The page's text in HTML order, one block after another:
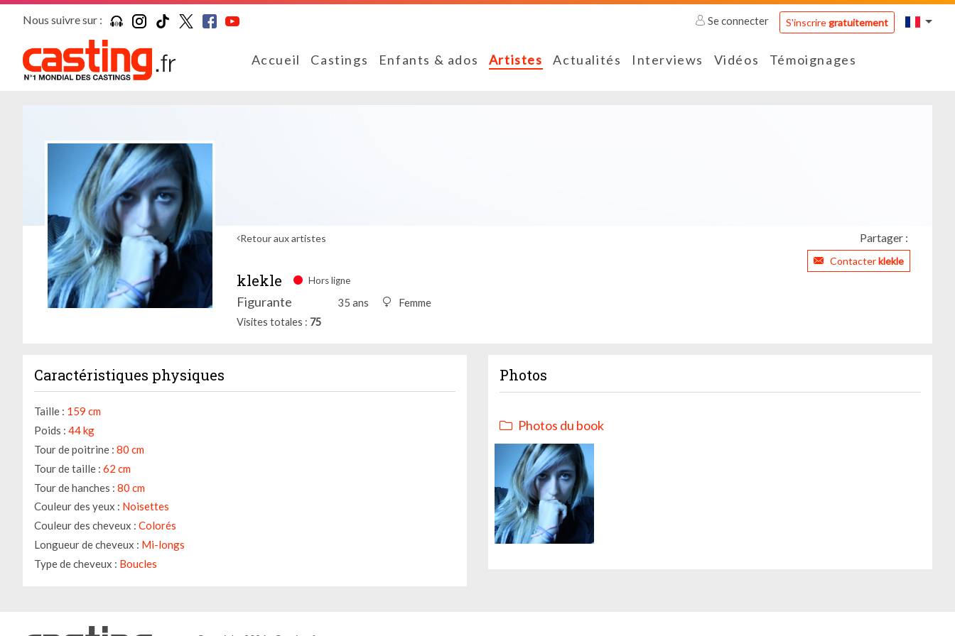
Nous suivre sur : Se connecter S'inscriregratuitement
Accueil Castings Enfants & ados Artistes Actualités Interviews Vidéos Témoignages
Retour aux artistes Partager :
Contacterklekle
klekle Hors ligne
Figurante 35 ans Femme
Visites totales 75
Caractéristiques physiques
Taille : 159 cm
Poids : 44 kg
Tour de poitrine : 80 cm
Tour de taille : 62 cm
Tour de hanches : 80 cm
Couleur des yeux : Noisettes
Couleur des cheveux : Colorés
Longueur de cheveux : Mi-longs
Type de cheveux : Boucles
Photos
Photos du book